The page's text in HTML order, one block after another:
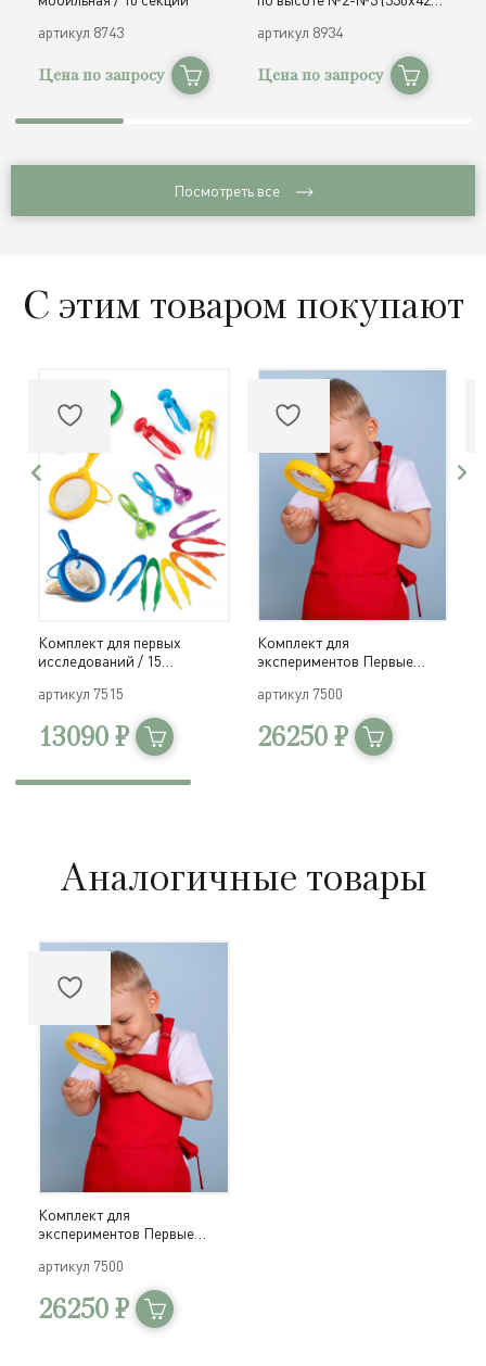
артикул 8743
Цена по запросу
артикул 8934
Цена по запросу
Посмотреть все
С этим товаром покупают
Комплект для первых
исследований / 15
хранения Игротека
артикул 7515
13090 ₽
Комплект для
экспериментов Первые
в системе хранения
артикул 7500
26250 ₽
Аналогичные товары
Комплект для
экспериментов Первые
в системе хранения
артикул 7500
26250 ₽